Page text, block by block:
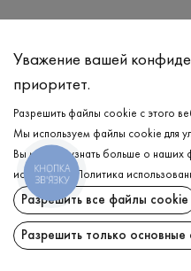
УХОД
Стирка в холодной
Отбеливание
Гладить при
Щадный отжим и
Щадящая
ДОСТАВКА
ВОЗВРАТ
Уважение вашей
приоритет.
Разрешить файлы cookie с этого
Мы используем файлы cookie для
Вы можете узнать больше о
используем.
Политика
Разрешить все файлы cookie
Разрешить только
КНОПКА
ЗВ'ЯЗКУ